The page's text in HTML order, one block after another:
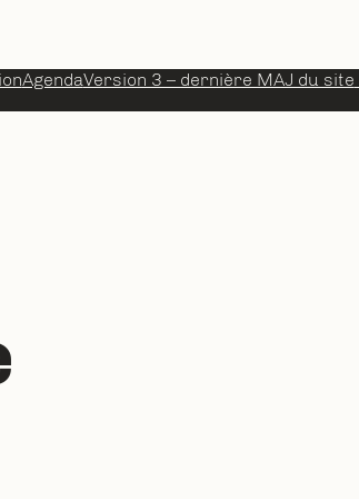
AgendaVersion 3 – dernière MAJ du site